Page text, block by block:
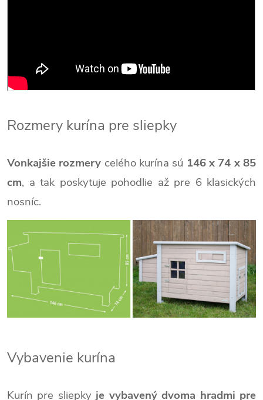
Rozmery kurína pre sliepky
Vonkajšie rozmery celého kurína sú 146 x 74 x 85
cm, a tak poskytuje pohodlie až pre 6 klasických
nosníc.
Vybavenie kurína
Kurín pre sliepky je vybavený dvoma hradmi pre